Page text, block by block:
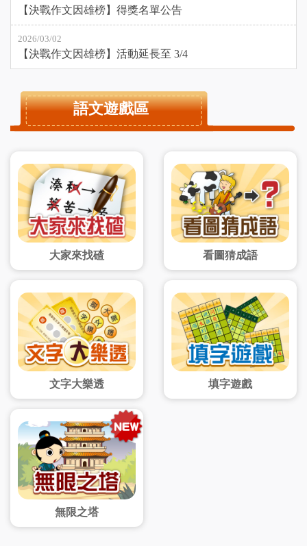
【決戰作文因雄榜】得獎名單公告
2026/03/02
【決戰作文因雄榜】活動延長至 3/4
語文遊戲區
大家來找碴 看圖猜成語
文字大樂透 填字遊戲
無限之塔